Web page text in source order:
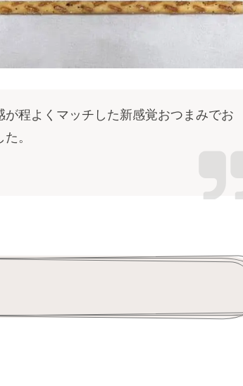
程よくマッチした新感覚おつまみでお
。